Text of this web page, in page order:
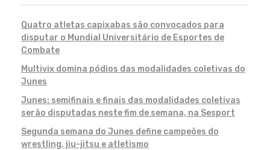
Quatro atletas capixabas são convocados para
disputar o Mundial Universitário de Esportes de
Combate
Multivix domina pódios das modalidades coletivas do
Junes
Junes: semifinais e finais das modalidades coletivas
serão disputadas neste fim de semana, na Sesport
Segunda semana do Junes define campeões do
wrestling, jiu-jitsu e atletismo